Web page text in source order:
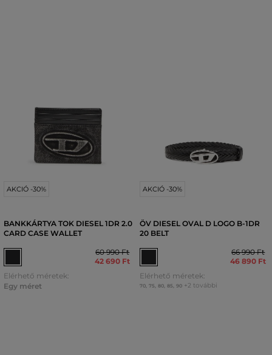
AKCIÓ -30%
BANKKÁRTYA TOK DIESEL 1DR 2.0
CARD CASE WALLET
60 990 Ft
42 690 Ft
Elérhető méretek:
Egy méret
AKCIÓ -30%
ÖV DIESEL OVAL D LOGO B-1DR
20 BELT
66 990 Ft
46 890 Ft
Elérhető méretek:
70, 75 80, 85 90 +2 további